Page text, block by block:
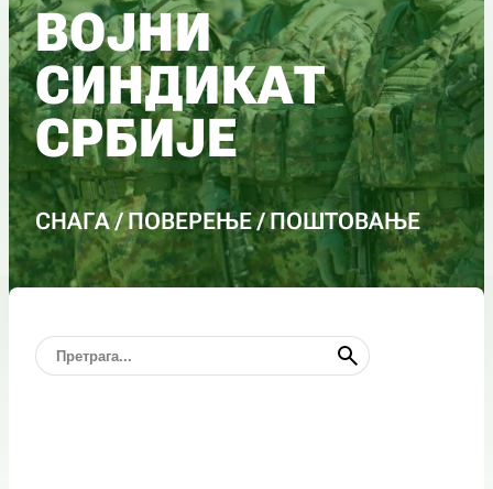
ВОЈНИ
СИНДИКАТ
СРБИЈЕ
СНАГА / ПОВЕРЕЊЕ / ПОШТОВАЊЕ